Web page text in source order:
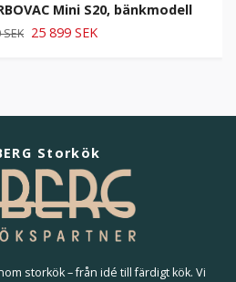
Mini S20, bänkmodell
25 899 SEK
Storkök
storkök – från idé till färdigt kök. Vi